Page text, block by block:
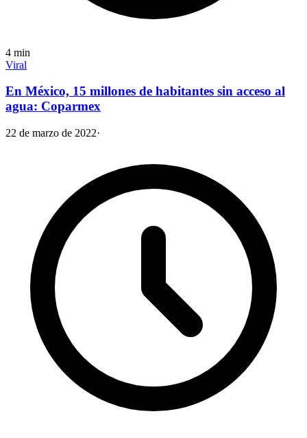
4 min
Viral
En México, 15 millones de habitantes sin acceso al
agua: Coparmex
22 de marzo de 2022·